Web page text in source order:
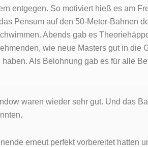
entgegen. So motiviert hieß es am
Pensum auf den 50-Meter-Bahnen
Abends gab es
wie neue Masters gut in die
Als Belohnung gab es für alle
waren wieder sehr gut. Und das
erneut perfekt vorbereitet hatten